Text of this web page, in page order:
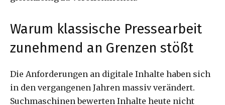
Warum klassische Pressearbeit
zunehmend an Grenzen stößt
Die Anforderungen an digitale Inhalte haben sich
in den vergangenen Jahren massiv verändert.
Suchmaschinen bewerten Inhalte heute nicht